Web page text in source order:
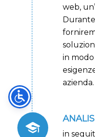
web,
in
azienda.
in